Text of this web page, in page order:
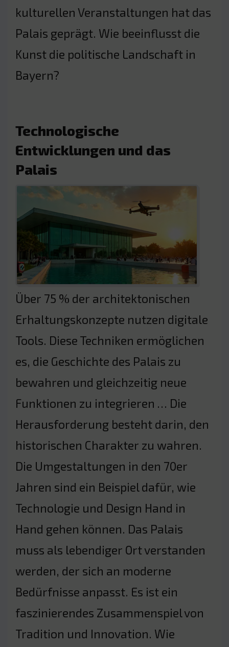
kulturellen Veranstaltungen hat das
Palais geprägt. Wie beeinflusst die
Kunst die politische Landschaft in
Bayern?
Technologische
Entwicklungen und das
Palais
Über 75 % der architektonischen
Erhaltungskonzepte nutzen digitale
Tools. Diese Techniken ermöglichen
es, die Geschichte des Palais zu
bewahren und gleichzeitig neue
Funktionen zu integrieren … Die
Herausforderung besteht darin, den
historischen Charakter zu wahren.
Die Umgestaltungen in den 70er
Jahren sind ein Beispiel dafür, wie
Technologie und Design Hand in
Hand gehen können. Das Palais
muss als lebendiger Ort verstanden
werden, der sich an moderne
Bedürfnisse anpasst. Es ist ein
faszinierendes Zusammenspiel von
Tradition und Innovation. Wie